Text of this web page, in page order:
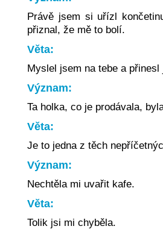
Právě jsem si uřízl
přiznal, že mě to bolí.
Věta:
Myslel jsem na tebe a
Význam:
Ta holka, co je prodávala,
Věta:
Je to jedna z těch
Význam:
Nechtěla mi uvařit kafe.
Věta:
Tolik jsi mi chyběla.